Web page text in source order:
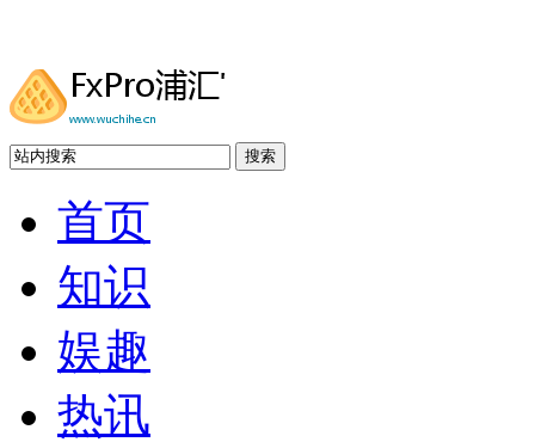
搜索
首页
知识
娱趣
热讯